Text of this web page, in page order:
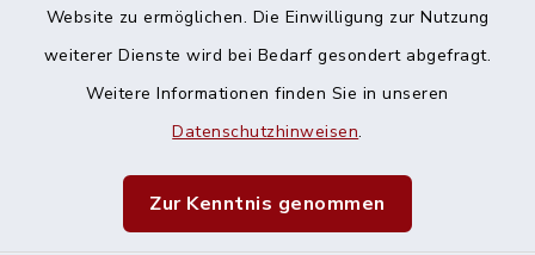
Website zu ermöglichen. Die Einwilligung zur Nutzung
weiterer Dienste wird bei Bedarf gesondert abgefragt.
Weitere Informationen finden Sie in unseren
Datenschutzhinweisen.
Zur Kenntnis genommen
Impressum
Sitemap
Cookie-Einstellungen